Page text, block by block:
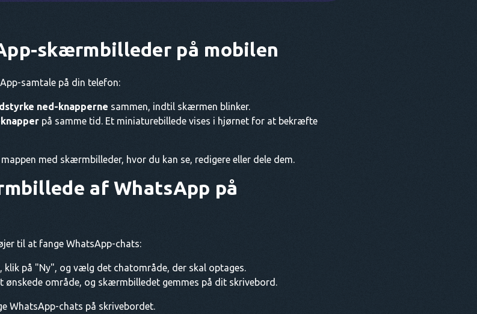
skærmbilleder på mobilen
samtale på din telefon:
ned-knapperne sammen, indtil skærmen blinker.
på samme tid. Et miniaturebillede vises i hjørnet for at bekræfte
med skærmbilleder, hvor du kan se, redigere eller dele dem.
af WhatsApp på
til at fange WhatsApp-chats:
klik på "Ny", og vælg det chatområde, der skal optages.
ønskede område, og skærmbilledet gemmes på dit skrivebord.
WhatsApp-chats på skrivebordet.